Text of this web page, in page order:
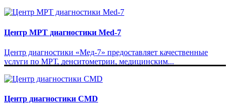
Центр МРТ диагностики Med-7
Центр диагностики «Мед-7» предоставляет качественные
услуги по МРТ, денситометрии, медицинским...
Центр диагностики CMD